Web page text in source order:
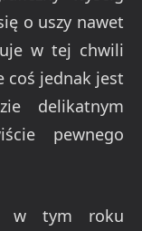
o uszy nawet
w tej chwili
coś jednak jest
delikatnym
pewnego
w tym roku